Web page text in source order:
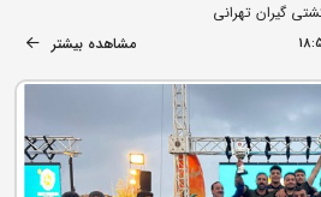
مشاهده بیشتر